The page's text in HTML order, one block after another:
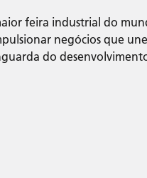
feira industrial do
negócios que
do